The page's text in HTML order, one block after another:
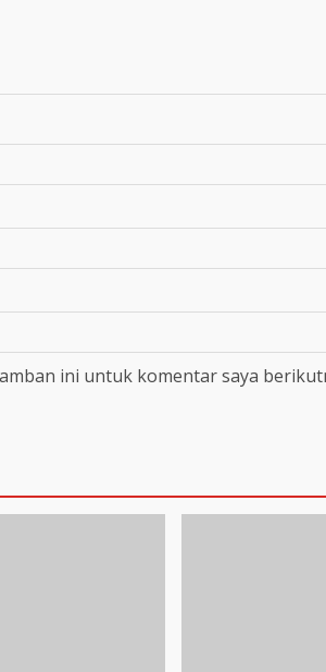
ini untuk komentar saya